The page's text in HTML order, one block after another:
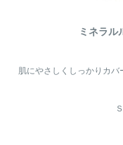
ミネラル
肌にやさしくしっかりカバ